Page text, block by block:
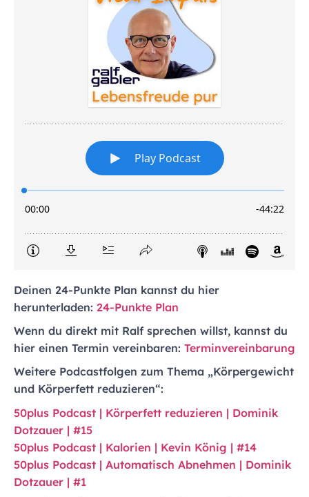
Deinen 24-Punkte Plan kannst du hier
herunterladen: 24-Punkte Plan
Wenn du direkt mit Ralf sprechen willst, kannst du
hier einen Termin vereinbaren: Terminvereinbarung
Weitere Podcastfolgen zum Thema „Körpergewicht
und Körperfett reduzieren“:
50plus Podcast | Körperfett reduzieren | Dominik
Dotzauer | #15
50plus Podcast | Kalorien | Kevin König | #14
50plus Podcast | Automatisch Abnehmen | Dominik
Dotzauer | #1